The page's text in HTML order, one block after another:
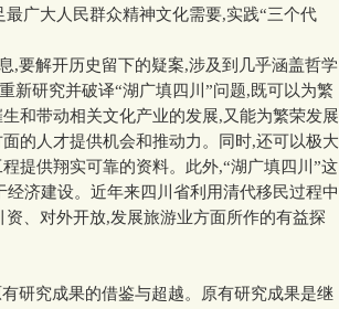
广大人民群众精神文化需要,实践“三个代
解开历史留下的疑案,涉及到几乎涵盖哲学
新研究并破译“湖广填四川”问题,既可以为繁
和带动相关文化产业的发展,又能为繁荣发展
的人才提供机会和推动力。同时,还可以极大
提供翔实可靠的资料。此外,“湖广填四川”这
济建设。近年来四川省利用清代移民过程中
、对外开放,发展旅游业方面所作的有益探
究成果的借鉴与超越。原有研究成果是继